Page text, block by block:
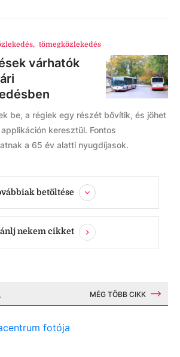
, tömegközlekedés
várhatók
be, a régiek egy részét bővítik, és jöhet
keresztül. Fontos
a 65 év alatti nyugdíjasok.
betöltése
nekem cikket
MÉG TÖBB CIKK